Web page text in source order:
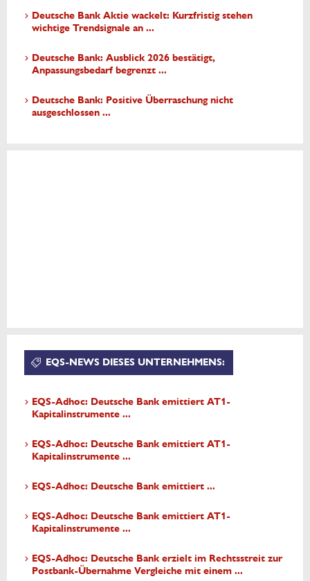
Deutsche Bank Aktie wackelt: Kurzfristig stehen
wichtige Trendsignale an ...
Deutsche Bank: Ausblick 2026 bestätigt,
Anpassungsbedarf begrenzt ...
Deutsche Bank: Positive Überraschung nicht
ausgeschlossen ...
EQS-NEWS DIESES UNTERNEHMENS:
EQS-Adhoc: Deutsche Bank emittiert AT1-
Kapitalinstrumente ...
EQS-Adhoc: Deutsche Bank emittiert AT1-
Kapitalinstrumente ...
EQS-Adhoc: Deutsche Bank emittiert ...
EQS-Adhoc: Deutsche Bank emittiert AT1-
Kapitalinstrumente ...
EQS-Adhoc: Deutsche Bank erzielt im Rechtsstreit zur
Postbank-Übernahme Vergleiche mit einem ...